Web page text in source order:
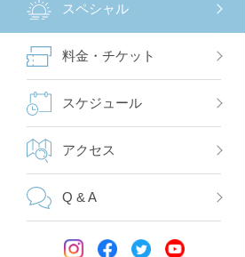
スペシャル
料金・チケット
スケジュール
アクセス
Q & A